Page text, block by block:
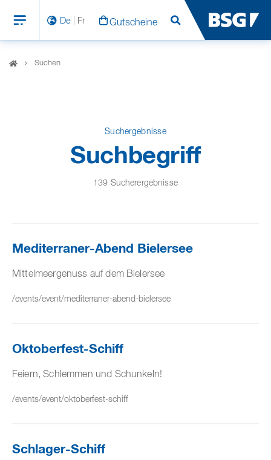
De Fr Gutscheine Suchen
Suchen
Suchergebnisse
Suchbegriff
139 Sucherergebnisse
Mediterraner-Abend Bielersee
Mittelmeergenuss auf dem Bielersee
/events/event/mediterraner-abend-bielersee
Oktoberfest-Schiff
Feiern, Schlemmen und Schunkeln!
/events/event/oktoberfest-schiff
Schlager-Schiff